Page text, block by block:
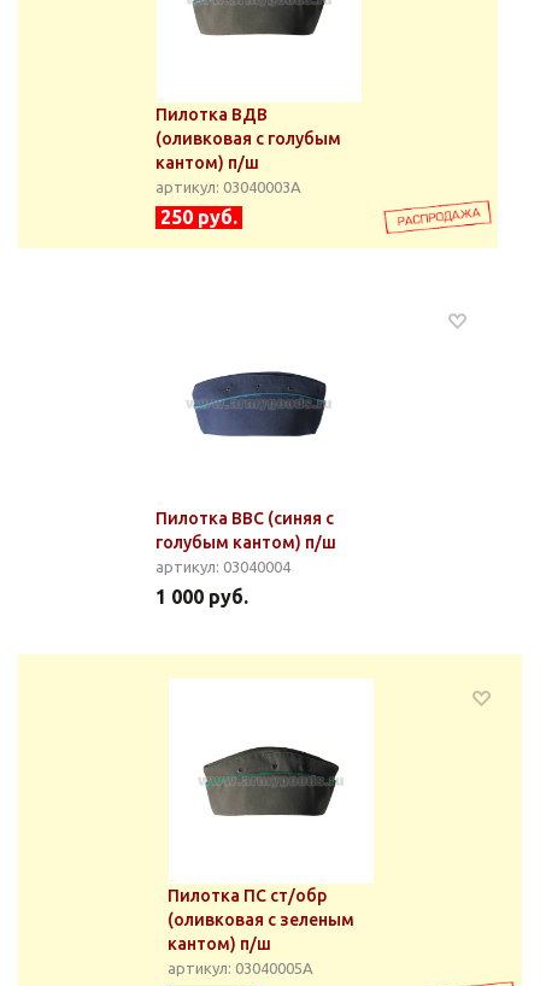
Пилотка ВДВ
(оливковая с голубым
кантом) п/ш
артикул: 03040003А
250 руб.
Пилотка ВВС (синяя с
голубым кантом) п/ш
артикул: 03040004
1 000 руб.
Пилотка ПС ст/обр
(оливковая с зеленым
кантом) п/ш
артикул: 03040005А